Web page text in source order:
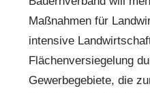
Maßnahmen für
intensive
Flächenversiegelung
Gewerbegebiete, die